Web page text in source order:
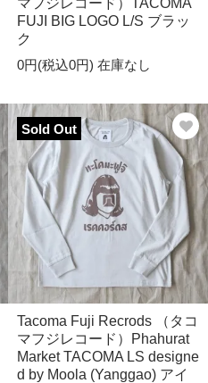
マフジレコード）TACOMA
FUJI BIG LOGO L/S ブラッ
ク
0円(税込0円) 在庫なし
Sold Out
Tacoma Fuji Recrods （タコ
マフジレコード）Phahurat
Market TACOMA LS designe
d by Moola (Yanggao) アイ